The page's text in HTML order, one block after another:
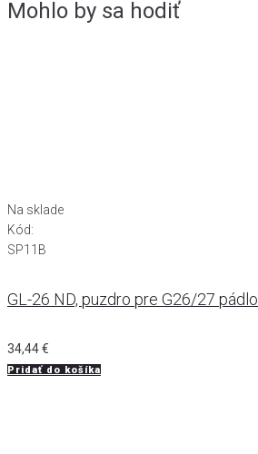
Mohlo by sa hodiť
Na sklade
Kód:
SP11B
GL-26 ND, puzdro pre G26/27 pádlo
34,44€
Pridať do košíka